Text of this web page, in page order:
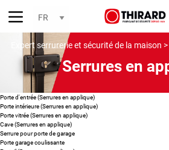
Expert serrurerie et sécurité de la maison >
Serrures en
Porte d'entrée (Serrures en applique)
Porte intérieure (Serrures en applique)
Porte vitrée (Serrures en applique)
Cave (Serrures en applique)
Serrure pour porte de garage
Porte garage coulissante